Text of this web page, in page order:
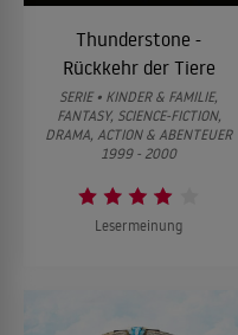
Thunderstone -
Rückkehr der Tiere
SERIE • KINDER & FAMILIE,
FANTASY, SCIENCE-FICTION,
DRAMA, ACTION & ABENTEUER
1999 - 2000
Lesermeinung